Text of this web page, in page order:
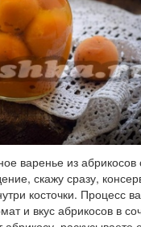
варенье из
скажу сразу,
косточки. Процесс
и вкус абрикосов в